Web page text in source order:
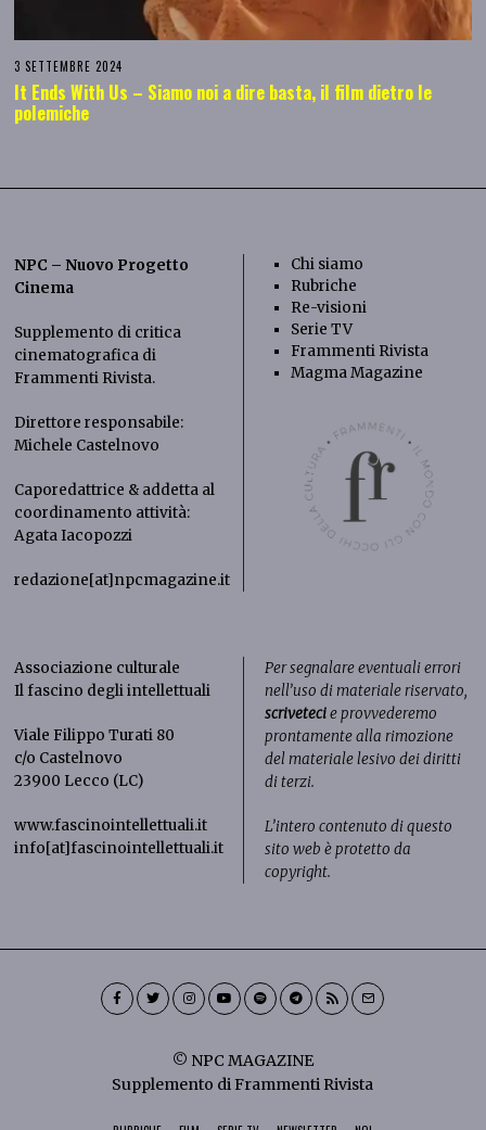
3 SETTEMBRE 2024
It Ends With Us – Siamo noi a dire basta, il film dietro le
polemiche
NPC – Nuovo Progetto
Cinema
Supplemento di critica
cinematografica di
Frammenti Rivista.
Direttore responsabile:
Michele Castelnovo
Caporedattrice & addetta al
coordinamento attività:
Agata Iacopozzi
redazione[at]npcmagazine.it
Chi siamo
Rubriche
Re-visioni
Serie TV
Frammenti Rivista
Magma Magazine
Associazione culturale
Il fascino degli intellettuali
Viale Filippo Turati 80
c/o Castelnovo
23900 Lecco (LC)
www.fascinointellettuali.it
info[at]fascinointellettuali.it
Per segnalare eventuali errori
nell’uso di materiale riservato,
scrivetecie provvederemo
prontamente alla rimozione
del materiale lesivo dei diritti
di terzi.
L’intero contenuto di questo
sito web è protetto da
copyright.
© NPC MAGAZINE
Supplemento di Frammenti Rivista